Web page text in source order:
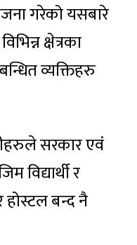
गरेको यसबारे
क्षेत्रका
व्यक्तिहरु
सरकार एवं
विद्यार्थी र
होस्टल बन्द नै